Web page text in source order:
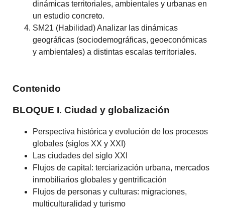
dinámicas territoriales, ambientales y urbanas en
un estudio concreto.
SM21 (Habilidad) Analizar las dinámicas
geográficas (sociodemográficas, geoeconómicas
y ambientales) a distintas escalas territoriales.
Contenido
BLOQUE I. Ciudad y globalización
Perspectiva histórica y evolución de los procesos
globales (siglos XX y XXI)
Las ciudades del siglo XXI
Flujos de capital: terciarización urbana, mercados
inmobiliarios globales y gentrificación
Flujos de personas y culturas: migraciones,
multiculturalidad y turismo